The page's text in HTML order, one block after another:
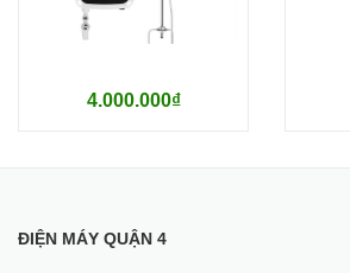
4.000.000₫
ĐIỆN MÁY QUẬN 4